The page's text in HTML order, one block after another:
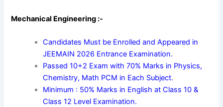
Mechanical Engineering :-
Candidates Must be Enrolled and Appeared in
JEEMAIN 2026 Entrance Examination.
Passed 10+2 Exam with 70% Marks in Physics,
Chemistry, Math PCM in Each Subject.
Minimum : 50% Marks in English at Class 10 &
Class 12 Level Examination.